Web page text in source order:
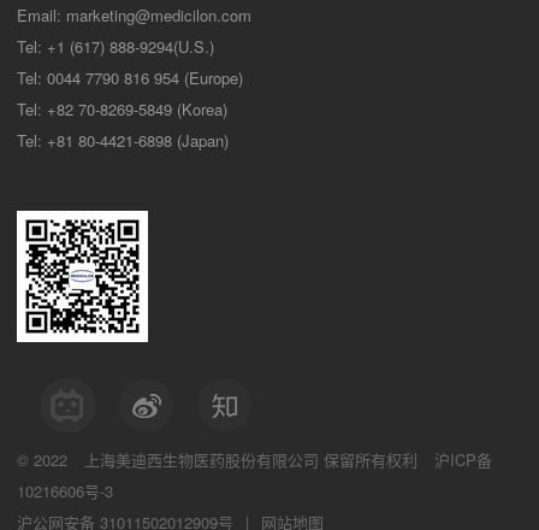
Email: marketing@medicilon.com
Tel: +1 (617) 888-9294(U.S.)
Tel: 0044 7790 816 954 (Europe)
Tel: +82 70-8269-5849 (Korea)
Tel: +81 80-4421-6898 (Japan)
© 2022 上海美迪西生物医药股份有限公司 保留所有权利
沪ICP备
10216606号-3
沪公网安备 31011502012909号
| 网站地图